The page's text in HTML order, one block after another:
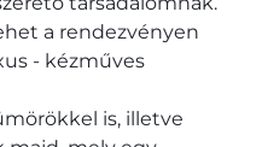
a rendezvényen
- kézműves
is, illetve